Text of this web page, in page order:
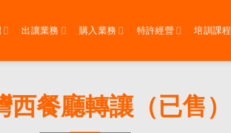
出讓業務 購入業務 特許經營 培訓課程
西餐廳轉讓（已售）